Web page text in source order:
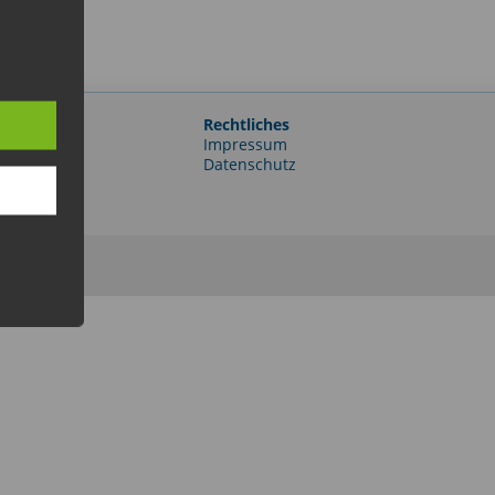
Rechtliches
Impressum
Datenschutz